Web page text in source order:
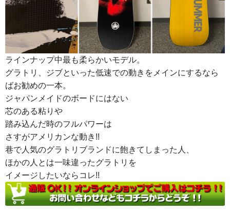
ラインナップ中最も柔らかいモデル。
グラトリ、ジブといった低速での動きをメインにするなら
ばお勧めの一本。
ジャパンメイドのボードにはない
芯のある粘りや
踏み込んだ時のフルパワーは
さすがアメリカンな動き!!
巷で人気のグラトリブランドに飽きてしまった人、
ほかの人とは一味違ったグラトリを
イメージしたいならコレ!!